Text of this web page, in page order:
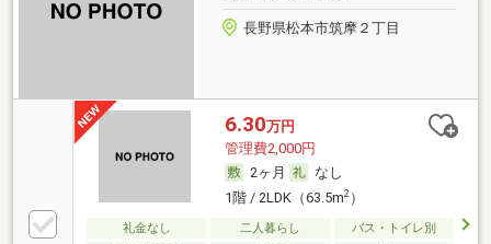
長野県松本市筑摩２丁目
6.30万円
管理費2,000円
2ヶ月
なし
1階 / 2LDK（63.5m2）
礼金なし 二人暮らし
バス・トイレ別